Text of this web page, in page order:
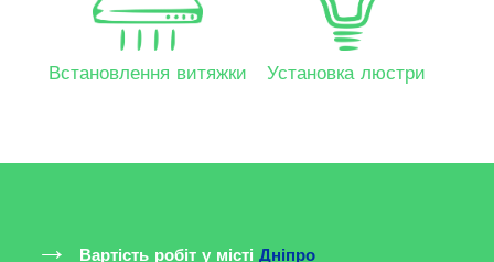
Встановлення витяжки Установка люстри
Вартість робіт у місті Дніпро